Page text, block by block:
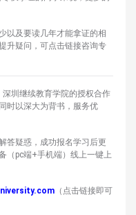
以及要读几年才能拿证的相
升疑问，可点击链接咨询专
圳继续教育学院的授权合作
时以深大为背书，服务优
答疑惑，成功报名学习后更
（pc端+手机端）线上一键上
（点击链接即可